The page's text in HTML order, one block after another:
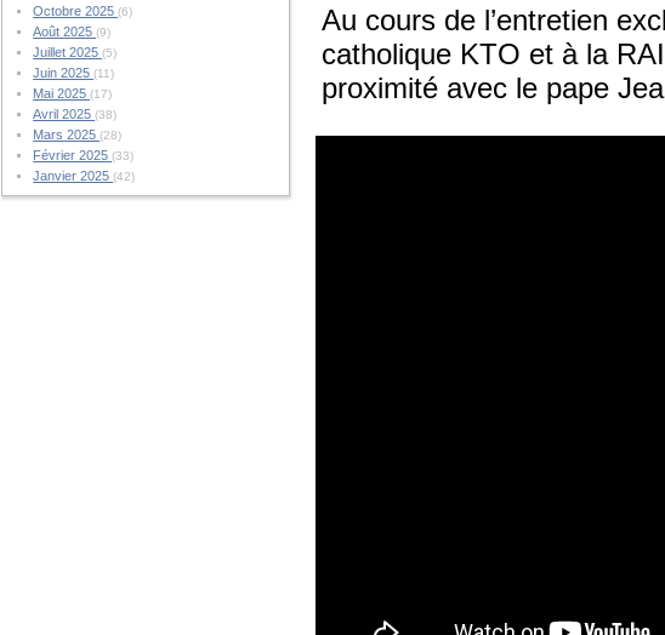
Octobre 2025(6)
Août 2025(9)
Juillet 2025(5)
Juin 2025(11)
Mai 2025(17)
Avril 2025(38)
Mars 2025(28)
Février 2025(33)
Janvier 2025(42)
Au cours de l’entretien
catholique KTO et à la
proximité avec le pape